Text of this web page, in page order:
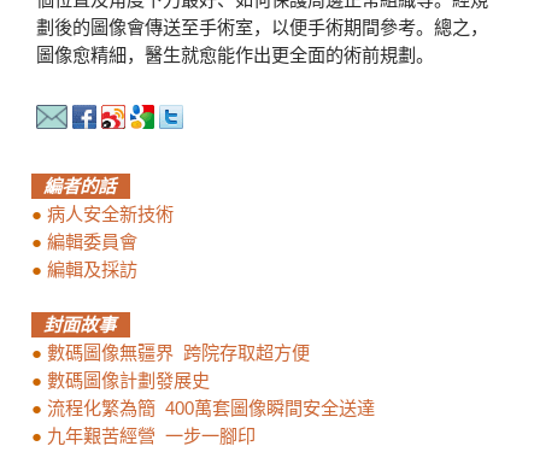
劃後的圖像會傳送至手術室，以便手術期間參考。總之，
圖像愈精細，醫生就愈能作出更全面的術前規劃。
編者的話
● 病人安全新技術
● 編輯委員會
● 編輯及採訪
封面故事
● 數碼圖像無疆界 跨院存取超方便
● 數碼圖像計劃發展史
● 流程化繁為簡 400萬套圖像瞬間安全送達
● 九年艱苦經營 一步一腳印